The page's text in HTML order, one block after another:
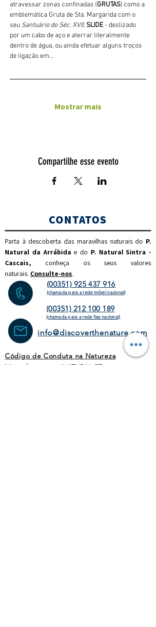
atravessar zonas confinadas (GRUTAS) como a
emblemática Gruta de Sta. Margarida com o
seu Santuário do Séc. XVII, SLIDE - deslizado
por um cabo de aço e aterrar literalmente
dentro de água, ou ainda efetuar alguns troços
de ligação em…
Mostrar mais
Compartilhe esse evento
CONTATOS
Parta à descoberta das maravilhas naturais do P.
Natural da Arrábida e do P. Natural Sintra -
Cascais, conheça os seus valores
naturais. Consulte-nos.
(00351) 925 437 916
(chamada para a rede móvel nacional)
(00351) 212 100 189
(chamada para a rede fixa nacional)
info@discoverthenature.com
Código de Conduta na Natureza
Mais informações: NATURAL .PT